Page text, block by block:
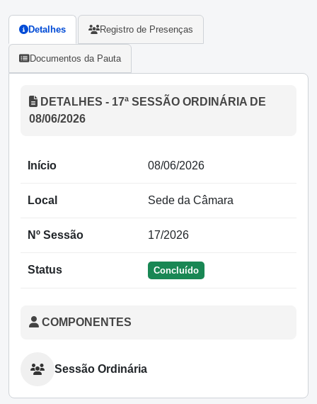
Detalhes Registro de Presenças
Documentos da Pauta
DETALHES - 17ª SESSÃO ORDINÁRIA DE
08/06/2026
Início 08/06/2026
Local Sede da Câmara
Nº Sessão 17/2026
Status Concluído
COMPONENTES
Sessão Ordinária